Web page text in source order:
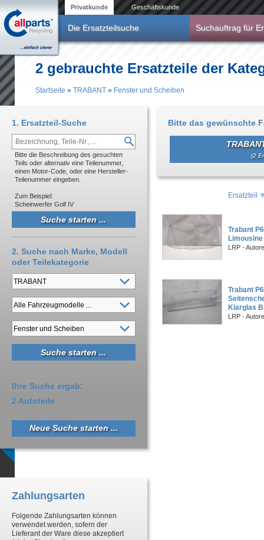
Privatkunde Geschäftskunde
Die Ersatzteilsuche Suchauftrag für
2 gebrauchte Ersatzteile der
Startseite » TRABANT » Fenster und Scheiben
Bitte das gewünschte
(2
Ersatzteil
Trabant
LRP -
Trabant
Klarglas
LRP -
1. Ersatzteil-Suche
Bitte die Beschreibung des gesuchten
Teils oder alternativ eine Teilenummer,
einen Motor-Code, oder eine Hersteller-
Teilenummer eingeben.
Zum Beispiel:
Scheinwerfer Golf IV
2. Suche nach Marke, Modell
oder Teilekategorie
Ihre Suche ergab:
2 Autoteile
Neue Suche starten ...
Zahlungsarten
Folgende Zahlungsarten können
verwendet werden, sofern der
Lieferant der Ware diese akzeptiert